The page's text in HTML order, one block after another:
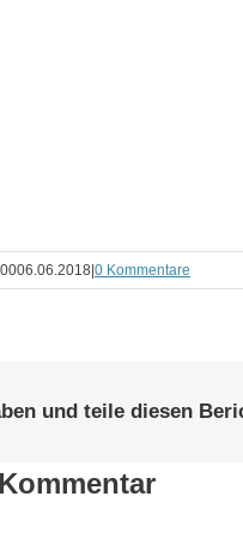
06.06.2018 0 Kommentare
und teile diesen